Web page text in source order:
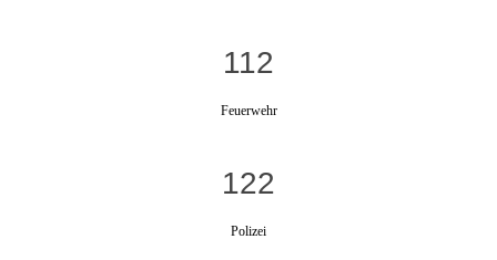
112
Feuerwehr
122
Polizei